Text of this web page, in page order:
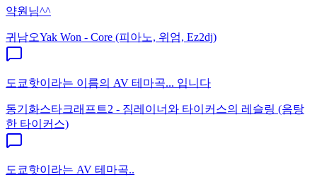
약원님^^
귀남오Yak Won - Core (피아노, 위엄, Ez2dj)
도쿄핫이라는 이름의 AV 테마곡... 입니다
동기화스타크래프트2 - 짐레이너와 타이커스의 레슬링 (음탕
한 타이커스)
도쿄핫이라는 AV 테마곡..